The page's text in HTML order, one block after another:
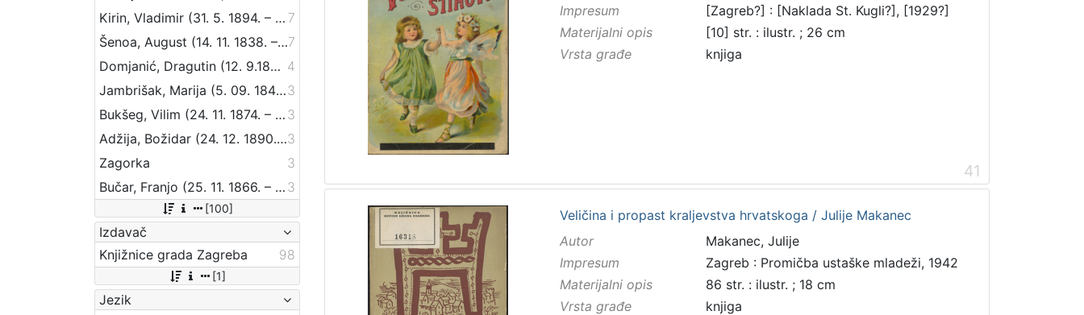
Kirin, Vladimir (31. 5. 1894. – 5. 10. 1963.) 7
Šenoa, August (14. 11. 1838. – 13. 12. 1881.)7
Domjanić, Dragutin (12. 9.1875. – 07. 6.1933.) 4
Jambrišak, Marija (5. 09. 1847 – 23. 01. 1937)3
Bukšeg, Vilim (24. 11. 1874. – 1. 03. 1924.) 3
Adžija, Božidar (24. 12. 1890. – 9. 07. 1941.)3
Zagorka
3
Bučar, Franjo (25. 11. 1866. – 26. 12. 1946.) 3
[100]
Izdavač
Knjižnice grada Zagreba
98
[1]
Jezik
Impresum
[Zagreb?] : [Naklada St. Kugli?], [1929?]
Materijalni opis
[10] str. : ilustr. ; 26 cm
Vrsta građe
knjiga
41
Veličina i propast kraljevstva hrvatskoga / Julije Makanec
Autor
Makanec, Julije
Impresum
Zagreb : Promičba ustaške mladeži, 1942
Materijalni opis
86 str. : ilustr. ; 18 cm
Vrsta građe
knjiga